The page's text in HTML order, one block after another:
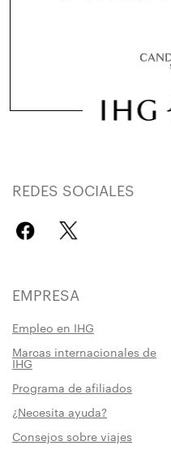
REDES SOCIALES
EMPRESA
Empleo en IHG
Marcas internacionales de
IHG
Programa de afiliados
¿Necesita ayuda?
Consejos sobre viajes